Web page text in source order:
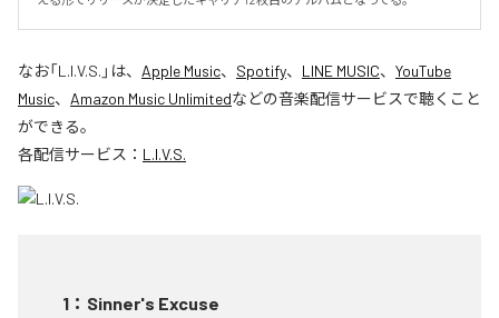
なお「L.I.V.S. 」は、 Apple Music、 Spotify、 LINE MUSIC、 YouTube
Music、 Amazon Music Unlimitedなどの音楽配信サービスで聴くこと
ができる。
各配信サービス： L.I.V.S.
1 ： Sinner's Excuse